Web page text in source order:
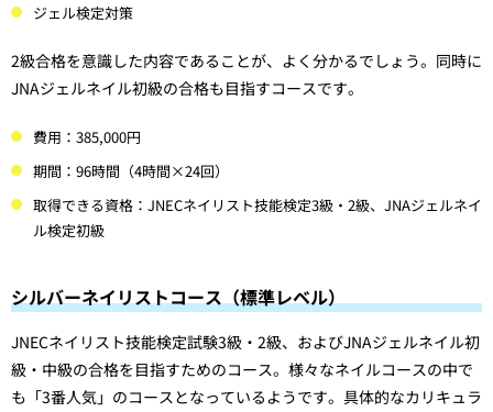
ジェル検定対策
2級合格を意識した内容であることが、よく分かるでしょう。同時に
JNAジェルネイル初級の合格も目指すコースです。
費用：385,000円
期間：96時間（4時間×24回）
取得できる資格：JNECネイリスト技能検定3級・2級、JNAジェルネイ
ル検定初級
シルバーネイリストコース（標準レベル）
JNECネイリスト技能検定試験3級・2級、およびJNAジェルネイル初
級・中級の合格を目指すためのコース。様々なネイルコースの中で
も「3番人気」のコースとなっているようです。具体的なカリキュラ